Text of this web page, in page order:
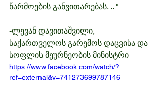
წარმოების განვითარებას. .. "
-ლევან დავითაშვილი,
საქართველოს გარემოს დაცვისა და
სოფლის მეურნეობის მინისტრი
https://www.facebook.com/watch/?
ref=external&v=741273699787146